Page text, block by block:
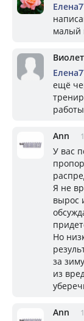
малый
ещё
Ann
У вас
Я не
вырос
Но
за
из
Ann